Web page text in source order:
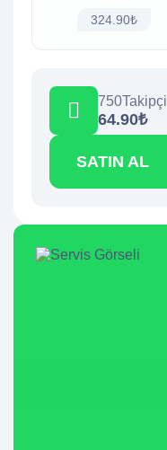
324.90₺
750Takipçi
64.90₺
SATIN AL